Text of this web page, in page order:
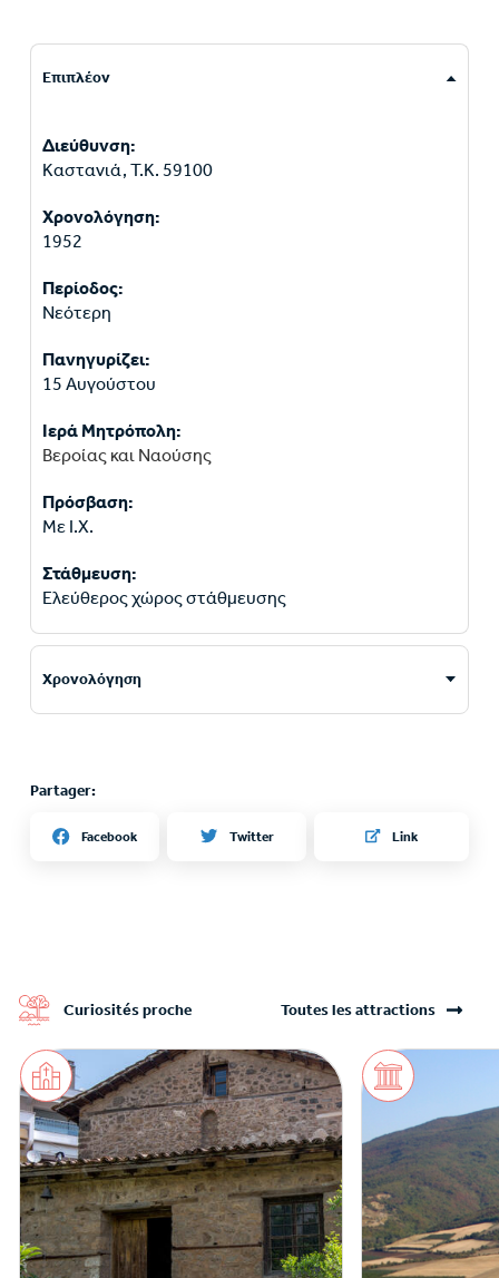
Επιπλέον
Διεύθυνση:
Καστανιά, Τ.Κ. 59100
Χρονολόγηση:
1952
Περίοδος:
Νεότερη
Πανηγυρίζει:
15 Αυγούστου
Ιερά Μητρόπολη:
Βεροίας και Ναούσης
Πρόσβαση:
Με Ι.Χ.
Στάθμευση:
Ελεύθερος χώρος στάθμευσης
Χρονολόγηση
Partager:
Facebook Twitter Link
Curiosités proche Toutes les attractions